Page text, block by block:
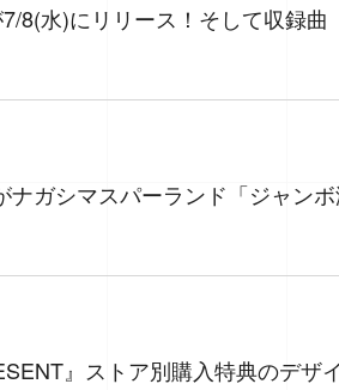
8(水)にリリース！そして収録
ナガシマスパーランド「ジャン
』ストア別購入特典のデザ